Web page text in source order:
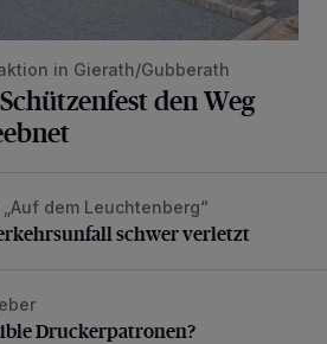
in Gierath/Gubberath
den Weg
schwer verletzt
dem Leuchtenberg“
schwer verletzt
Druckerpatronen?
Druckerpatronen?